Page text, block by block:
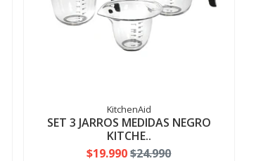
KitchenAid
SET 3 JARROS MEDIDAS NEGRO
KITCHE..
$19.990$24.990